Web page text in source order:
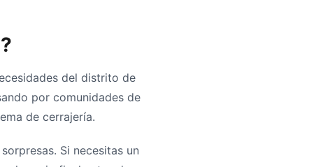
del distrito de
por comunidades de
de cerrajería.
Si necesitas un